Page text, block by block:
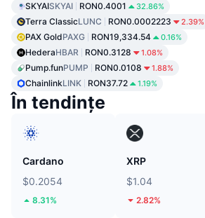
SKYAISKYAI RON0.4001 32.86%
Terra ClassicLUNC RON0.0002223 2.39%
PAX GoldPAXG RON19,334.54 0.16%
HederaHBAR RON0.3128 1.08%
Pump.funPUMP RON0.0108 1.88%
ChainlinkLINK RON37.72 1.19%
În tendințe
Cardano
$0.2054
8.31%
XRP
$1.04
2.82%